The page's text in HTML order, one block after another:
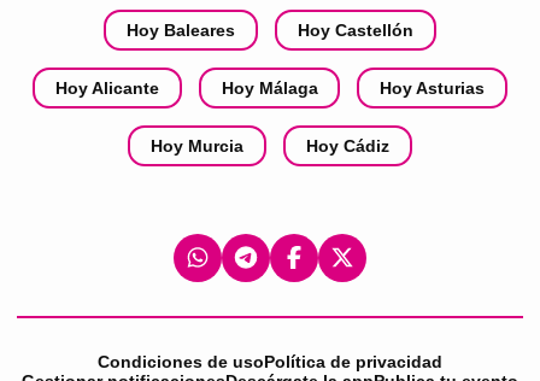
Hoy Baleares Hoy Castellón
Hoy Alicante Hoy Málaga Hoy Asturias
Hoy Murcia Hoy Cádiz
Condiciones de usoPolítica de privacidad